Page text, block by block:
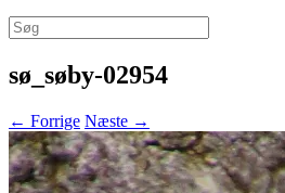
Søg
efter:
sø_søby-02954
← Forrige Næste →